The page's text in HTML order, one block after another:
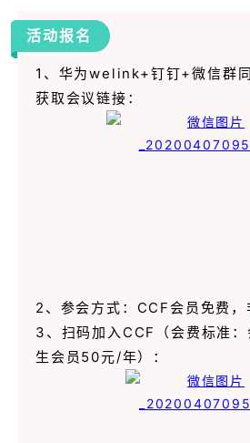
活动报名
1、华为welink+钉钉+微信群
获取会议链接：
2、参会方式：CCF会员免费
3、扫码加入CCF（会费标准
生会员50元/年）：